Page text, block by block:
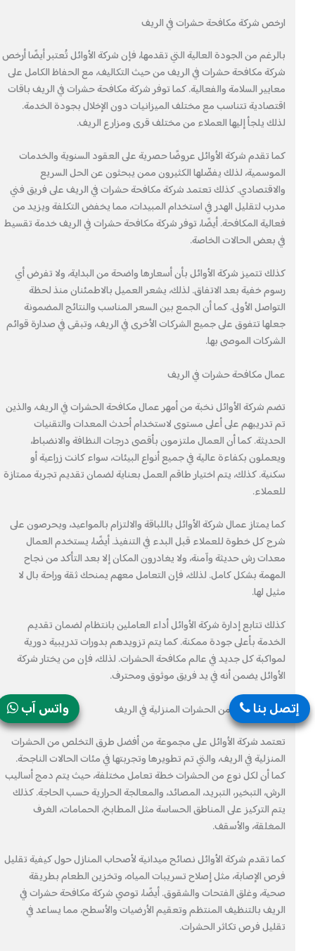
ارخص شركة مكافحة حشرات في الريف
بالرغم من الجودة العالية التي تقدمها، فإن شركة الأوائل تُعتبر أيضًا أرخص
شركة مكافحة حشرات في الريف من حيث التكاليف، مع الحفاظ الكامل على
معايير السلامة والفعالية. كما توفر شركة مكافحة حشرات في الريف باقات
اقتصادية تتناسب مع مختلف الميزانيات دون الإخلال بجودة الخدمة.
لذلك يلجأ إليها العملاء من مختلف قرى ومزارع الريف.
كما تقدم شركة الأوائل عروضًا حصرية على العقود السنوية والخدمات
الموسمية، لذلك يفضّلها الكثيرون ممن يبحثون عن الحل السريع
والاقتصادي. كذلك تعتمد شركة مكافحة حشرات في الريف على فريق فني
مدرب لتقليل الهدر في استخدام المبيدات، مما يخفض التكلفة ويزيد من
فعالية المكافحة. أيضًا، توفر شركة مكافحة حشرات في الريف خدمة تقسيط
في بعض الحالات الخاصة.
كذلك تتميز شركة الأوائل بأن أسعارها واضحة من البداية، ولا تفرض أي
رسوم خفية بعد الاتفاق. لذلك، يشعر العميل بالاطمئنان منذ لحظة
التواصل الأولى. كما أن الجمع بين السعر المناسب والنتائج المضمونة
جعلها تتفوق على جميع الشركات الأخرى في الريف، وتبقى في صدارة قوائم
الشركات الموصى بها.
عمال مكافحة حشرات في الريف
تضم شركة الأوائل نخبة من أمهر عمال مكافحة الحشرات في الريف، والذين
تم تدريبهم على أعلى مستوى لاستخدام أحدث المعدات والتقنيات
الحديثة. كما أن العمال ملتزمون بأقصى درجات النظافة والانضباط،
ويعملون بكفاءة عالية في جميع أنواع البيئات، سواء كانت زراعية أو
سكنية. كذلك، يتم اختيار طاقم العمل بعناية لضمان تقديم تجربة ممتازة
للعملاء.
كما يمتاز عمال شركة الأوائل باللباقة والالتزام بالمواعيد، ويحرصون على
شرح كل خطوة للعملاء قبل البدء في التنفيذ. أيضًا، يستخدم العمال
معدات رش حديثة وآمنة، ولا يغادرون المكان إلا بعد التأكد من نجاح
المهمة بشكل كامل. لذلك، فإن التعامل معهم يمنحك ثقة وراحة بال لا
مثيل لها.
كذلك تتابع إدارة شركة الأوائل أداء العاملين بانتظام لضمان تقديم
الخدمة بأعلى جودة ممكنة. كما يتم تزويدهم بدورات تدريبية دورية
لمواكبة كل جديد في عالم مكافحة الحشرات. لذلك، فإن من يختار شركة
الأوائل يضمن أنه في يد فريق موثوق ومحترف.
طرق التخلص من الحشرات المنزلية في الريف
تعتمد شركة الأوائل على مجموعة من أفضل طرق التخلص من الحشرات
المنزلية في الريف، والتي تم تطويرها وتجربتها في مئات الحالات الناجحة.
كما أن لكل نوع من الحشرات خطة تعامل مختلفة، حيث يتم دمج أساليب
الرش، التبخير، التبريد، المصائد، والمعالجة الحرارية حسب الحاجة. كذلك
يتم التركيز على المناطق الحساسة مثل المطابخ، الحمامات، الغرف
المغلقة، والأسقف.
كما تقدم شركة الأوائل نصائح ميدانية لأصحاب المنازل حول كيفية تقليل
فرص الإصابة، مثل إصلاح تسريبات المياه، وتخزين الطعام بطريقة
صحية، وغلق الفتحات والشقوق. أيضًا، توصي شركة مكافحة حشرات في
الريف بالتنظيف المنتظم وتعقيم الأرضيات والأسطح، مما يساعد في
تقليل فرص تكاثر الحشرات.
واتس آب إتصل بنا